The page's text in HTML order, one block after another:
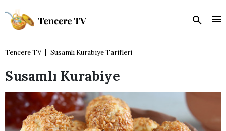
Tencere TV Susamlı Kurabiye Tarifleri
Susamlı Kurabiye